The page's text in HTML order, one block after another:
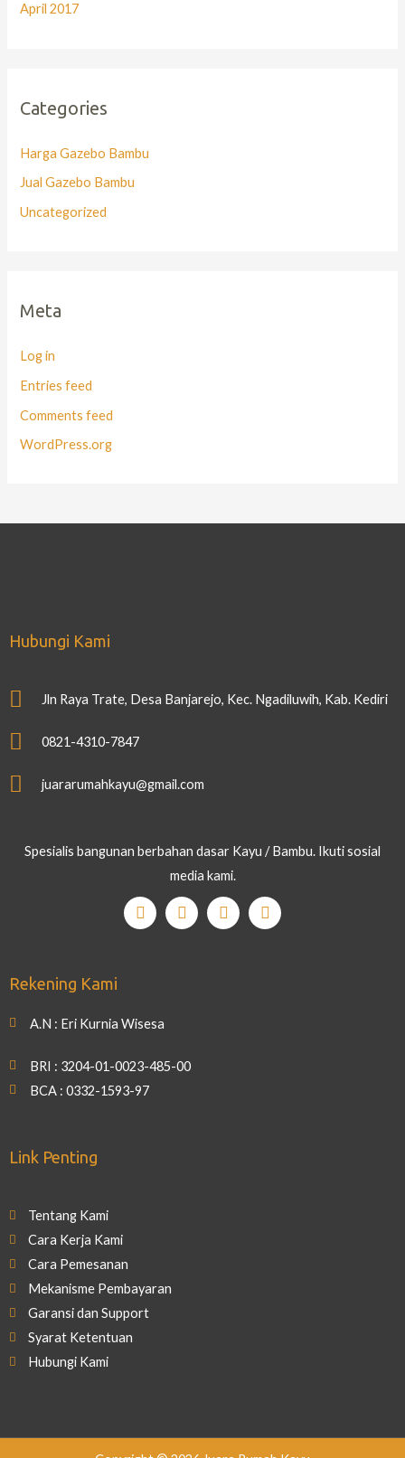
April 2017
Categories
Harga Gazebo Bambu
Jual Gazebo Bambu
Uncategorized
Meta
Log in
Entries feed
Comments feed
WordPress.org
Hubungi Kami
Jln Raya Trate, Desa Banjarejo, Kec. Ngadiluwih, Kab. Kediri
0821-4310-7847
juararumahkayu@gmail.com
Spesialis bangunan berbahan dasar Kayu / Bambu. Ikuti sosial
media kami.
Rekening Kami
A.N : Eri Kurnia Wisesa
BRI : 3204-01-0023-485-00
BCA : 0332-1593-97
Link Penting
Tentang Kami
Cara Kerja Kami
Cara Pemesanan
Mekanisme Pembayaran
Garansi dan Support
Syarat Ketentuan
Hubungi Kami